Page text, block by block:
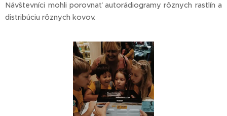
Návštevníci mohli porovnať autorádiogramy rôznych rastlín a
distribúciu rôznych kovov.